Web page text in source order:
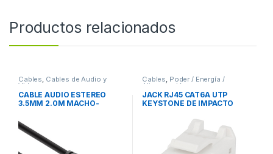
Productos relacionados
Cables, Cables de Audio y
Video
CABLE AUDIO ESTEREO
3.5MM 2.0M MACHO-
Cables, Poder / Energía /
Alimentación
JACK RJ45 CAT6A UTP
KEYSTONE DE IMPACTO